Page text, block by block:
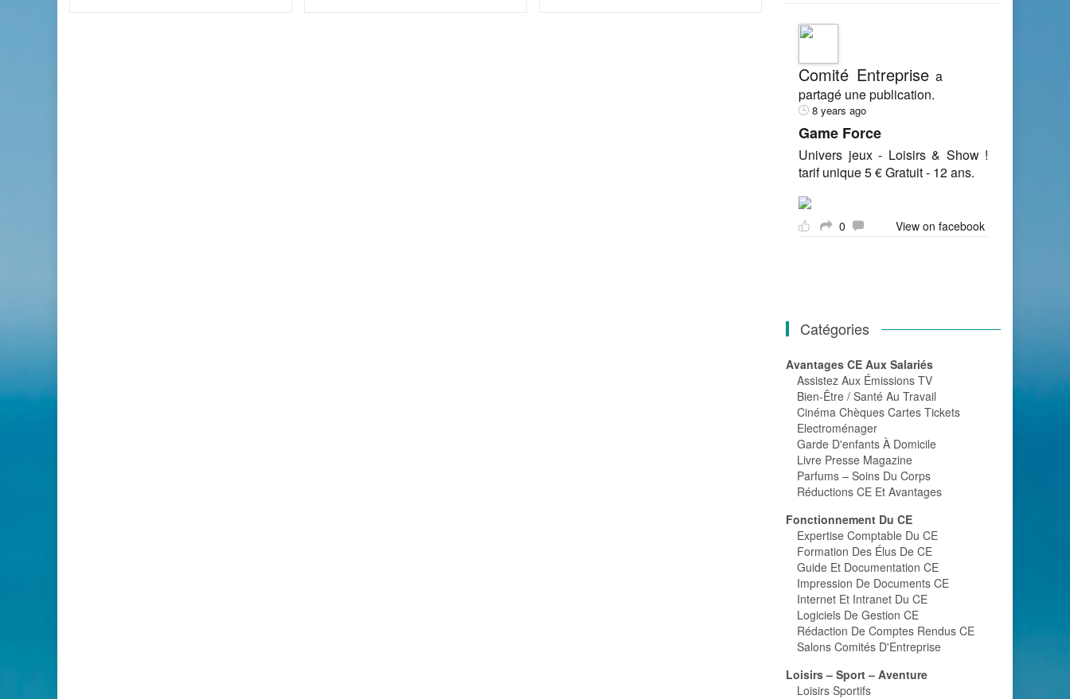
Comité Entreprisea
partagé une publication.
8 years ago
Game Force
Univers jeux - Loisirs & Show !
tarif unique 5 € Gratuit - 12 ans.
0 View on facebook
Catégories
Avantages CE Aux Salariés
Assistez Aux Émissions TV
Bien-Être / Santé Au Travail
Cinéma Chèques Cartes Tickets
Electroménager
Garde D'enfants À Domicile
Livre Presse Magazine
Parfums – Soins Du Corps
Réductions CE Et Avantages
Fonctionnement Du CE
Expertise Comptable Du CE
Formation Des Élus De CE
Guide Et Documentation CE
Impression De Documents CE
Internet Et Intranet Du CE
Logiciels De Gestion CE
Rédaction De Comptes Rendus CE
Salons Comités D'Entreprise
Loisirs – Sport – Aventure
Loisirs Sportifs